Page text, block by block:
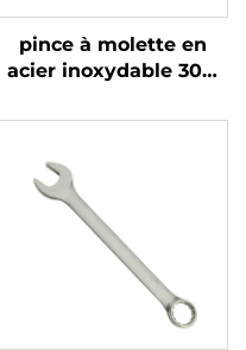
pince à molette en
acier inoxydable 304,
magnétique, à largeur
pour serrage et
démontage